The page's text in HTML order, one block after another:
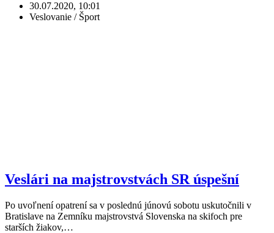
30.07.2020, 10:01
Veslovanie / Šport
Veslári na majstrovstvách SR úspešní
Po uvoľnení opatrení sa v poslednú júnovú sobotu uskutočnili v
Bratislave na Zemníku majstrovstvá Slovenska na skifoch pre
starších žiakov,…